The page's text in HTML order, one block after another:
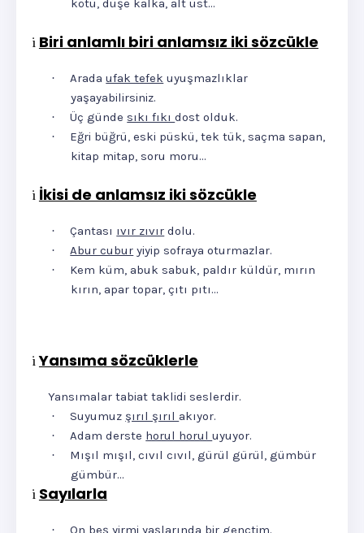
kötü, düşe kalka, alt üst…
ü Biri anlamlı biri anlamsız iki sözcükle
· Aradaufak tefek uyuşmazlıklar
yaşayabilirsiniz.
· Üç günde sıkı fıkıdost olduk.
·
Eğri büğrü, eski püskü, tek tük, saçma sapan,
kitap mitap, soru moru…
ü İkisi de anlamsız iki sözcükle
· Çantası ıvır zıvır dolu.
· Abur cubur yiyip sofraya oturmazlar.
·
Kem küm, abuk sabuk, paldır küldür, mırın
kırın, apar topar, çıtı pıtı…
ü Yansıma sözcüklerle
Yansımalar tabiat taklidi seslerdir.
· Suyumuz şırıl şırıl akıyor.
· Adam derste horul horuluyuyor.
·
Mışıl mışıl, cıvıl cıvıl, gürül gürül, gümbür
gümbür…
ü Sayılarla
· On beş yirmiyaşlarında bir gençtim.